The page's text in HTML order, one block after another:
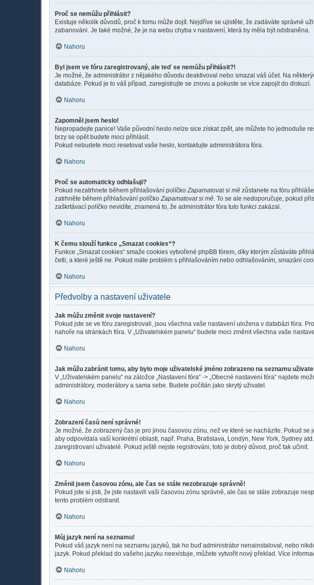
Proč se nemůžu přihlásit?
Existuje několik důvodů, proč k tomu může dojít. Nejdříve se ujistěte, že zadáváte správné
zabanováni. Je také možné, že je na webu chyba v nastavení, která by měla být odstraněna.
Nahoru
Byl jsem ve fóru zaregistrovaný, ale teď se nemůžu přihlásit?!
Je možné, že administrátor z nějakého důvodu deaktivoval nebo smazal váš účet. Na
databáze. Pokud je to váš případ, zaregistrujte se znovu a pokuste se více zapojit do diskuzí.
Nahoru
Zapomněl jsem heslo!
Nepropadejte panice! Vaše původní heslo nelze sice získat zpět, ale můžete ho jednoduše
brzy se opět budete moci přihlásit.
Pokud nebudete moci resetovat vaše heslo, kontaktujte administrátora fóra.
Nahoru
Proč se automaticky odhlašuji?
Pokud nezatrhnete během přihlašování políčko Zapamatovat si mě zůstanete na fóru
zatrhněte během přihlašování políčko Zapamatovat si mě . To se ale nedoporučuje, pokud
zaškrtávací políčko nevidíte, znamená to, že administrátor fóra tuto funkci zakázal.
Nahoru
K čemu slouží funkce „Smazat cookies“?
Funkce „Smazat cookies“ smaže cookies vytvořené phpBB fórem, díky kterým zůstáváte
četli, a které ještě ne. Pokud máte problém s přihlašováním nebo odhlašováním, smazání
Nahoru
Předvolby a nastavení uživatele
Jak můžu změnit svoje nastavení?
Pokud jste se ve fóru zaregistrovali, jsou všechna vaše nastavení uložena v databázi fóra.
nahoře na stránkách fóra. V „Uživatelském panelu“ budete moci změnit všechna vaše
Nahoru
Jak můžu zabránit tomu, aby bylo moje uživatelské jméno zobrazeno na seznamu
V „Uživatelském panelu“ na záložce „Nastavení fóra“ -> „Obecné nastavení fóra“ najdete
administrátory, moderátory a sama sebe. Budete počítán jako skrytý uživatel.
Nahoru
Zobrazení časů není správné!
Je možné, že zobrazený čas je pro jinou časovou zónu, než ve které se nacházíte. Pokud
aby odpovídala vaší konkrétní oblasti, např. Praha, Bratislava, Londýn, New York, Sydney
zaregistrovaní uživatelé. Pokud ještě nejste registrováni, toto je dobrý důvod, proč tak učinit.
Nahoru
Změnil jsem časovou zónu, ale čas se stále nezobrazuje správně!
Pokud jste si jisti, že jste nastavili vaši časovou zónu správně, ale čas se stále zobrazuje
tento problém odstranit.
Nahoru
Můj jazyk není na seznamu!
Pokud váš jazyk není na seznamu jazyků, tak ho buď administrátor nenainstaloval, nebo
jazyk. Pokud překlad do vašeho jazyku neexistuje, můžete vytvořit nový překlad. Více
Nahoru